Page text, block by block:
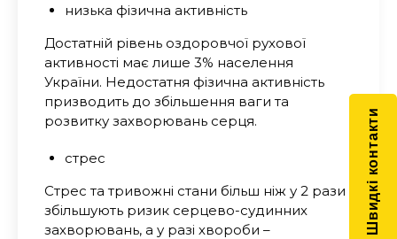
низька фізична активність
Достатній рівень оздоровчої рухової
активності має лише 3% населення
України. Недостатня фізична активність
призводить до збільшення ваги та
розвитку захворювань серця.
стрес
Стрес та тривожні стани більш ніж у 2 рази
збільшують ризик серцево-судинних
захворювань, а у разі хвороби –
Швидкі контакти